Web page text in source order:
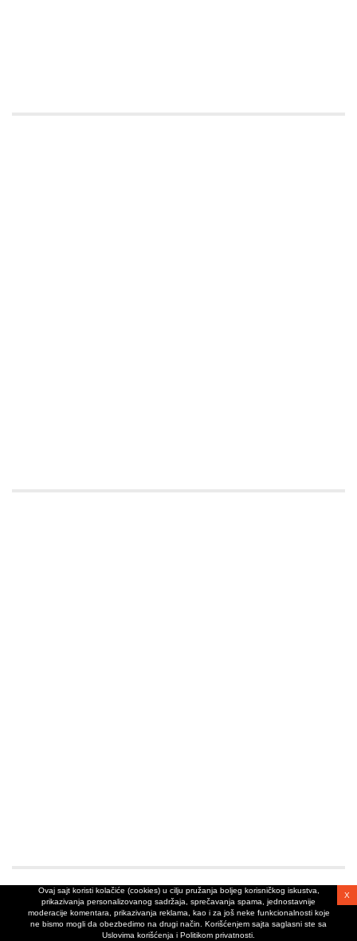
Ovaj sajt koristi kolačiće (cookies) u cilju pružanja boljeg korisničkog iskustva,
prikazivanja personalizovanog sadržaja, sprečavanja spama, jednostavnije
moderacije komentara, prikazivanja reklama, kao i za još neke funkcionalnosti koje
ne bismo mogli da obezbedimo na drugi način. Korišćenjem sajta saglasni ste sa
Uslovima korišćenja i Politikom privatnosti.
X